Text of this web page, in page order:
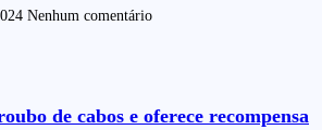
Nenhum comentário
de cabos e oferece recompensa